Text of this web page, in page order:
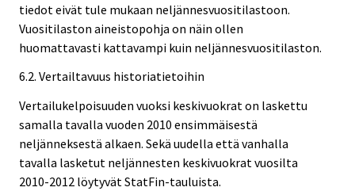
tiedot eivät tule mukaan neljännesvuositilastoon.
Vuositilaston aineistopohja on näin ollen
huomattavasti kattavampi kuin neljännesvuositilaston.
6.2. Vertailtavuus historiatietoihin
Vertailukelpoisuuden vuoksi keskivuokrat on laskettu
samalla tavalla vuoden 2010 ensimmäisestä
neljänneksestä alkaen. Sekä uudella että vanhalla
tavalla lasketut neljännesten keskivuokrat vuosilta
2010-2012 löytyvät StatFin-tauluista.